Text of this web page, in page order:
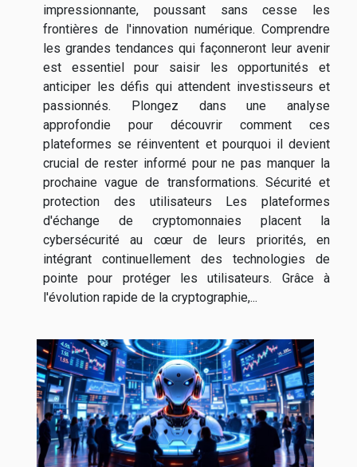
impressionnante, poussant sans cesse les
frontières de l'innovation numérique. Comprendre
les grandes tendances qui façonneront leur avenir
est essentiel pour saisir les opportunités et
anticiper les défis qui attendent investisseurs et
passionnés. Plongez dans une analyse
approfondie pour découvrir comment ces
plateformes se réinventent et pourquoi il devient
crucial de rester informé pour ne pas manquer la
prochaine vague de transformations. Sécurité et
protection des utilisateurs Les plateformes
d'échange de cryptomonnaies placent la
cybersécurité au cœur de leurs priorités, en
intégrant continuellement des technologies de
pointe pour protéger les utilisateurs. Grâce à
l'évolution rapide de la cryptographie,...